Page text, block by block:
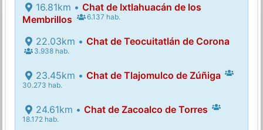
16.81km • Chat de Ixtlahuacán de los
Membrillos
6.137 hab.
22.03km • Chat de Teocuitatlán de Corona
3.938 hab.
23.45km • Chat de Tlajomulco de Zúñiga
30.273 hab.
24.61km • Chat de Zacoalco de Torres
18.172 hab.